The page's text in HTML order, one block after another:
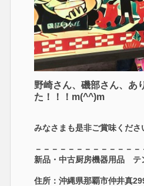
野崎さん、磯部さん、あ
た！！！m(^^)m
みなさまも是非ご賞味くだ
－－－－－－－－－－－－－
新品・中古厨房機器用品 テ
住所：沖縄県那覇市仲井真